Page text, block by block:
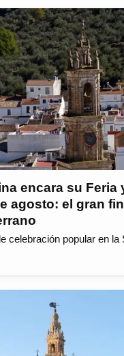
encara su Feria
agosto: el gran
celebración popular en la